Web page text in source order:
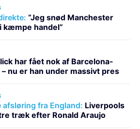
“Jeg snød Manchester
kæmpe handel”
har fået nok af Barcelona-
nu er han under massivt pres
fra England: Liverpools
træk efter Ronald Araujo